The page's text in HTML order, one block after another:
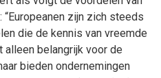
zijn zich steeds
die de kennis van vreemde
alleen belangrijk voor de
bieden ondernemingen